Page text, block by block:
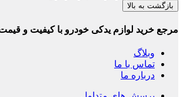
بازگشت به بالا
مرجع خرید لوازم یدکی خودرو با کیفیت و
وبلاگ
تماس با ما
درباره ما